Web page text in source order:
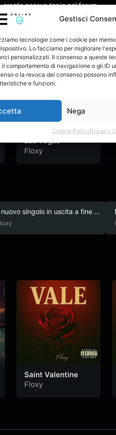
Gestisci
tecnologie come i cookie per
Lo facciamo per migliorare
personalizzati. Il consenso a queste
il comportamento di navigazione o gli ID
o la revoca del consenso possono
e funzioni.
Nega
Cookie PolicyPrivacy
creato nessun topic nel forum.
Las Vegas
Floxy
singolo in uscita a fine ...
Saint Valentine
Floxy